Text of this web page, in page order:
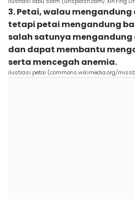
3. Petai, walau
tetapi petai mengandung
salah satunya
dan dapat membantu
serta mencegah anemia.
ilustrasi petai (commons.wikimedia.org/